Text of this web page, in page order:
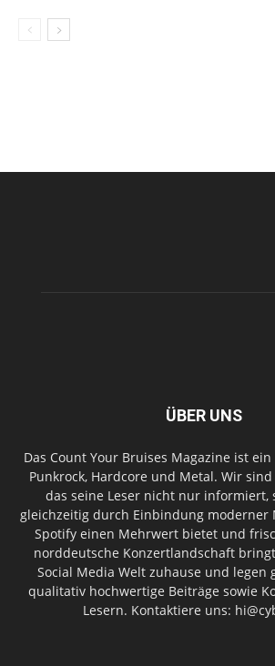
ÜBER UNS
Das Count Your Bruises Magazine ist
Punkrock, Hardcore und Metal. Wir
das seine Leser nicht nur informiert,
gleichzeitig durch Einbindung moderner
Spotify einen Mehrwert bietet und
norddeutsche Konzertlandschaft
Social Media Welt zuhause und legen
qualitativ hochwertige Beiträge sowie
Lesern. Kontaktiere uns: